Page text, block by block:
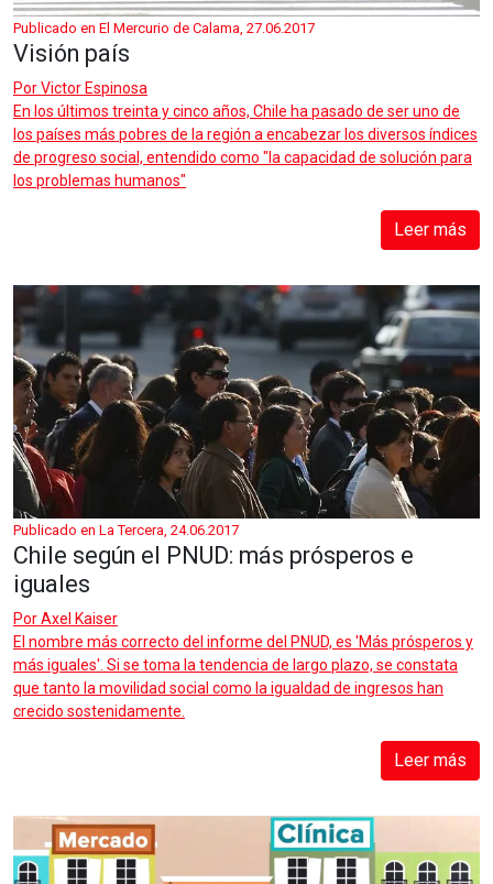
Publicado en El Mercurio de Calama, 27.06.2017
Visión país
PorVictor Espinosa
En los últimos treinta y cinco años, Chile ha pasado de ser uno de
los países más pobres de la región a encabezar los diversos índices
de progreso social, entendido como "la capacidad de solución para
los problemas humanos"
Leer más
Publicado en La Tercera, 24.06.2017
Chile según el PNUD: más prósperos e
iguales
PorAxel Kaiser
El nombre más correcto del informe del PNUD, es 'Más prósperos y
más iguales'. Si se toma la tendencia de largo plazo, se constata
que tanto la movilidad social como la igualdad de ingresos han
crecido sostenidamente.
Leer más